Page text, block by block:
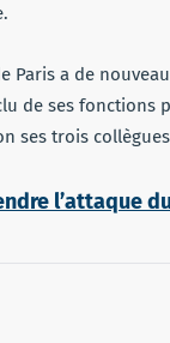
Paris a de
de ses
ses trois
l’attaque